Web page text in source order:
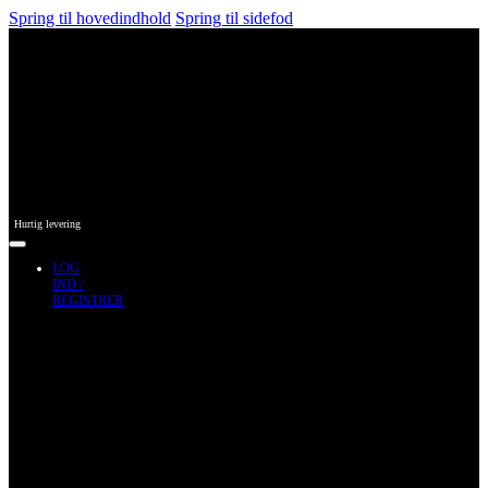
Spring til hovedindhold Spring til sidefod
Hurtig levering
LOG
IND /
REGISTRER